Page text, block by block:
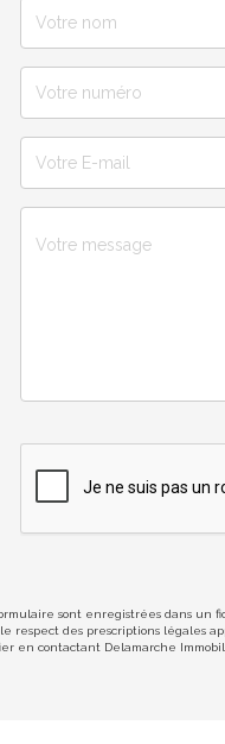
sont enregistrées dans un
respect des prescriptions légales
en contactant Delamarche